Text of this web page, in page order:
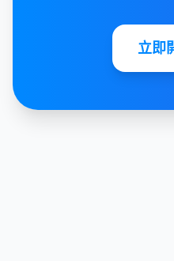
立即